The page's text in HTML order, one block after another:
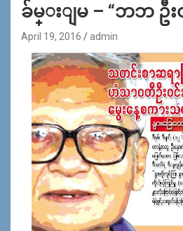
ခ်မ္းျမ – “ဘဘ ဦ
April 19, 2016 admin